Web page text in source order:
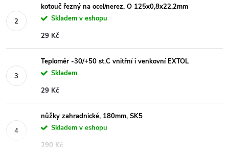
kotouč řezný na ocel/nerez, O 125x0,8x22,2mm
Skladem v eshopu
29 Kč
Teploměr -30/+50 st.C vnitřní i venkovní EXTOL
Skladem
29 Kč
nůžky zahradnické, 180mm, SK5
Skladem v eshopu
290 Kč